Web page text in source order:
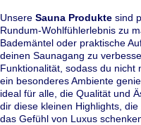
Unsere Sauna Produkte sind
Rundum-Wohlfühlerlebnis zu
Bademäntel oder praktische
deinen Saunagang zu
Funktionalität, sodass du nicht
ein besonderes Ambiente
ideal für alle, die Qualität und
dir diese kleinen Highlights,
das Gefühl von Luxus